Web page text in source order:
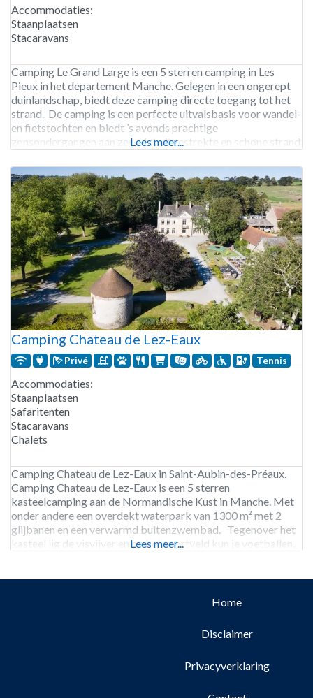
Accommodaties:
Staanplaatsen
Stacaravans
Camping Le Grand Large is een 5 sterren camping in Les
Pieux in het departement Manche. Gelegen in een ongerept
duinlandschap, biedt deze camping directe toegang tot het
strand. De camping is een perfecte uitvalsbasis voor wandel-
en fietstochten en biedt ’s avonds prachtige
zonsondergangen aan zee. Het uitgestrekte en schone strand
Lees meer...
Camping Chateau de Lez-Eaux
Privé Tennis
Accommodaties:
Staanplaatsen
Safaritenten
Stacaravans
Chalets
Camping Chateau de Lez-Eaux in Saint-Aubin-des-Préaux.
Camping Chateau de Lez-Eaux is een 5 sterren
kasteelcamping aan de Normandische Kust in Manche. Met
onder andere een overdekt waterpark van 1300 m² met 2
glijbanen en een verwarmd buitenzwembad. Tegenover het
kasteel lig de visvijver en op het sportveld kun je voetballen,
Lees meer...
Home
Disclaimer
Privacyverklaring